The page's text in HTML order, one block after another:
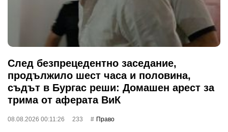
След безпрецедентно заседание,
продължило шест часа и половина,
съдът в Бургас реши: Домашен арест за
трима от аферата ВиК
08.08.2026 00:11:26 233 Право